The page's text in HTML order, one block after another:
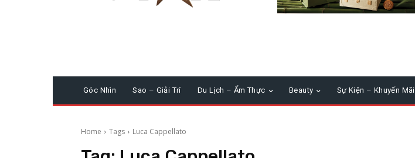
Góc Nhìn Sao – Giải Trí Du Lịch – Ẩm Thực Beauty Sự Kiện – Khuyến Mãi
Home Tags Luca Cappellato